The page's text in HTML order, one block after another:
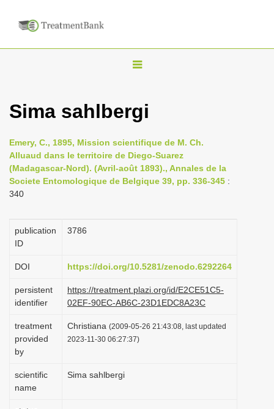
T
g
e
n
a
i
t
i
o
n
Sima sahlbergi
Emery, C., 1895, Mission scientifique de M. Ch.
Alluaud dans le territoire de Diego-Suarez
(Madagascar-Nord). (Avril-août 1893)., Annales de la
Societe Entomologique de Belgique 39, pp. 336-345 :
340
publication
ID
3786
DOI https://doi.org/10.5281/zenodo.6292264
persistent
identifier
https://treatment.plazi.org/id/E2CE51C5-
02EF-90EC-AB6C-23D1EDC8A23C
treatment
provided
by
Christiana (2009-05-26 21:43:08, last updated
2023-11-30 06:27:37)
scientific
name
Sima sahlbergi